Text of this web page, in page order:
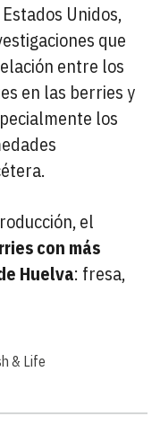
Unidos,
que
entre los
en las berries y
los
el
con más
Huelva: fresa,
& Life